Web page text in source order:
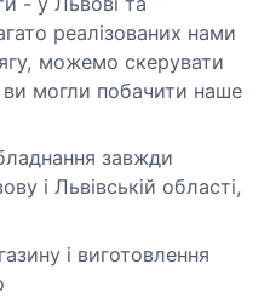
реалізованих нами
можемо скерувати
могли побачити наше
завжди
і Львівській області,
і виготовлення